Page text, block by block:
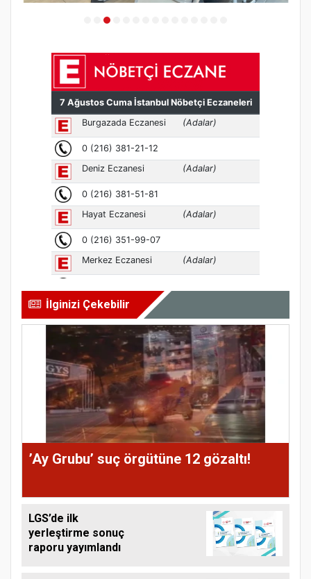
İlginizi Çekebilir
’Ay Grubu’ suç örgütüne 12 gözaltı!
LGS’de ilk
yerleştirme sonuç
raporu yayımlandı